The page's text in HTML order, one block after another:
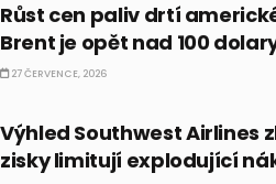
Růst cen paliv drtí
Brent je opět nad 100
27 ČERVENCE, 2026
Výhled Southwest Airlines
zisky limitují explodující